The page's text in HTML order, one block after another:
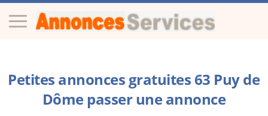
Petites annonces gratuites 63 Puy de
Dôme passer une annonce